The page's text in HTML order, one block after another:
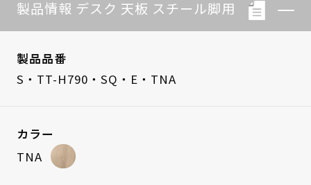
製品情報 デスク 天板 スチール脚用
製品品番
S・TT-H790・SQ・E・TNA
カラー
TNA